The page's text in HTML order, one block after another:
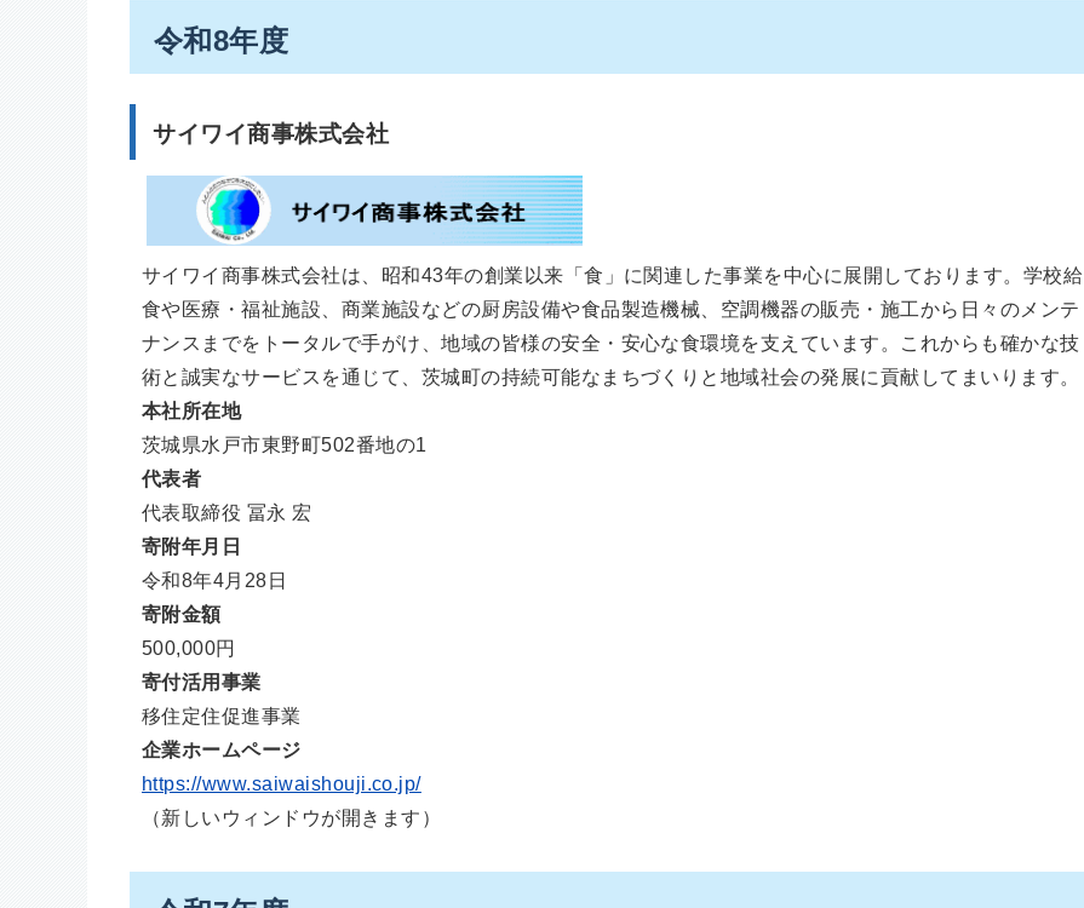
令和8年度
サイワイ商事株式会社
サイワイ商事株式会社は、昭和43年の創業以来「食」に関連した事業を中心に展開しております。学校給
食や医療・福祉施設、商業施設などの厨房設備や食品製造機械、空調機器の販売・施工から日々のメンテ
ナンスまでをトータルで手がけ、地域の皆様の安全・安心な食環境を支えています。これからも確かな技
術と誠実なサービスを通じて、茨城町の持続可能なまちづくりと地域社会の発展に貢献してまいります。
本社所在地
茨城県水戸市東野町502番地の1
代表者
代表取締役 冨永 宏
寄附年月日
令和8年4月28日
寄附金額
500,000円
寄付活用事業
移住定住促進事業
企業ホームページ
https://www.saiwaishouji.co.jp/
（新しいウィンドウが開きます）